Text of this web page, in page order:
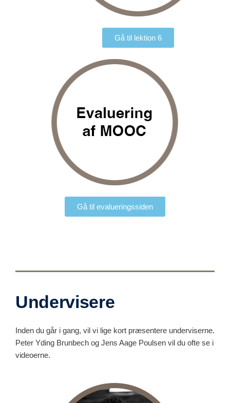
Gå til lektion 6
Gå til evalueringssiden
Undervisere
Inden du går i gang, vil vi lige kort præsentere underviserne.
Peter Yding Brunbech og Jens Aage Poulsen vil du ofte se i
videoerne.